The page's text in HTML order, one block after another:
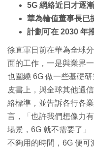
5G 網絡近日才逐
華為輪值董事長已
計劃可在 2030 年
徐直軍日前在華為全球
面的工作，一是與業界
也圍繞 6G 做一些基礎
皮書上，與全球其他通
絡標準，並告訴各行各
言，「也許我們想像力
場景，6G 就不需要了」
不夠用的時間，6G 便可